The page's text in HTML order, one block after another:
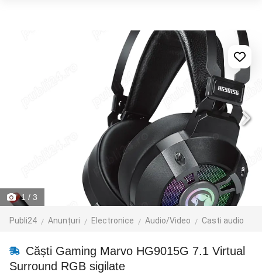
1 / 3
Publi24 Anunțuri Electronice Audio/Video Casti audio
Căști Gaming Marvo HG9015G 7.1 Virtual
Surround RGB sigilate